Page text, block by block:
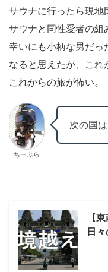
サウナに行ったら現地
サウナと同性愛者の組
幸いにも小柄な男だっ
なると思えたが、これ
これからの旅が怖い。
ちーぷら
次の国
【
日